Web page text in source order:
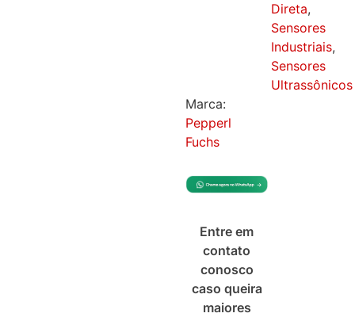
Direta,
Sensores
Industriais,
Sensores
Ultrassônicos
Marca:
Pepperl
Fuchs
Entre em
contato
conosco
caso queira
maiores